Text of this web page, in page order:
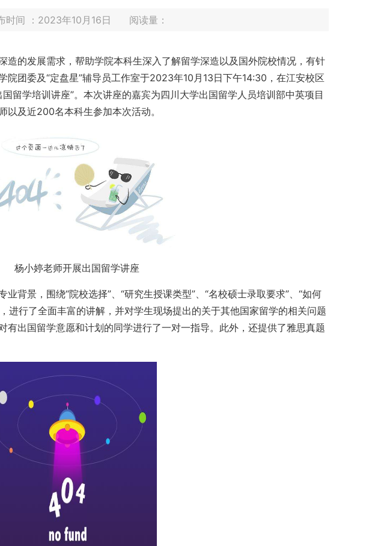
时间 ：2023年10月16日 阅读量：
造的发展需求，帮助学院本科生深入了解留学深造以及国外院校情况，有针
院团委及“定盘星”辅导员工作室于2023年10月13日下午14:30，在江安校区
留学培训讲座”。本次讲座的嘉宾为四川大学出国留学人员培训部中英项目
及近200名本科生参加本次活动。
杨小婷老师开展出国留学讲座
背景，围绕“院校选择”、“研究生授课类型”、“名校硕士录取要求”、“如何
进行了全面丰富的讲解，并对学生现场提出的关于其他国家留学的相关问题
有出国留学意愿和计划的同学进行了一对一指导。此外，还提供了雅思真题